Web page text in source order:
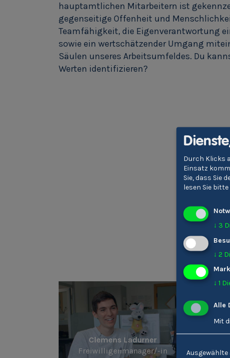
hauptamtlichen Mitarbeitern ist
gegenseitige Offenheit und
Teamfähigkeit, die Eigenverantwortung
sowie ein wertschätzender Umgang
Säulen unseres Arbeitsumfeldes. Du
Werten identifizieren?
Clemens Ladurner
Freiwilligenmanager/-in
Durch Klicks
Einsatz
Sie, dass Sie
lesen Sie
↓ 3
↓ 2
↓ 1
Alle
Mit